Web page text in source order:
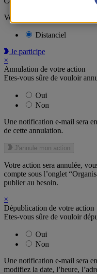
Vous recevrez un lien par e-
Distanciel
Je participe
×
Annulation de votre action
Etes-vous sûre de vouloir
Oui
Non
Une notification e-mail sera
de cette annulation.
J'annule mon action
Votre action sera annulée,
compte sous l’onglet
publier au besoin.
×
Dépublication de votre action
Etes-vous sûre de vouloir
Oui
Non
Une notification e-mail sera
modifiez la date, l’heure,